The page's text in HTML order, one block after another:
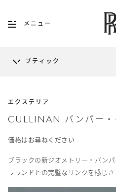
エクステリア
CULLINAN バンパー・
価格はお尋ねください
ブラックの新ジオメトリー・バン
ラウンドとの完璧なリンクを感じ
メニュー
ブティック